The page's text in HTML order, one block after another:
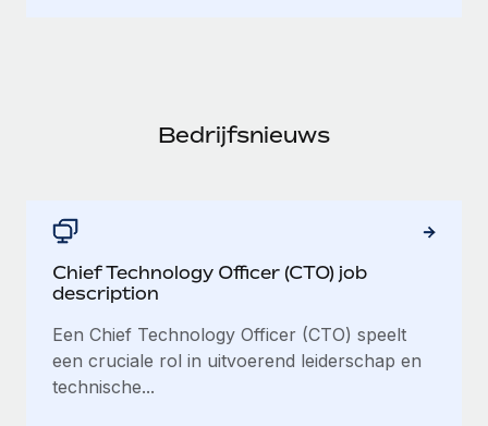
Bedrijfsnieuws
Chief Technology Officer (CTO) job
description
Een Chief Technology Officer (CTO) speelt
een cruciale rol in uitvoerend leiderschap en
technische...